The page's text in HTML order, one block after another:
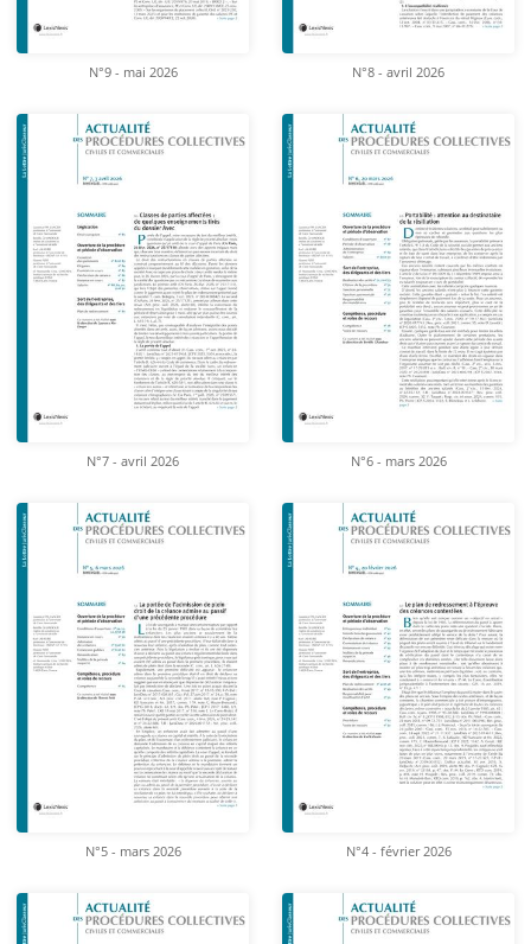
N°9 - mai 2026 N°8 - avril 2026
N°7 - avril 2026 N°6 - mars 2026
N°5 - mars 2026 N°4 - février 2026